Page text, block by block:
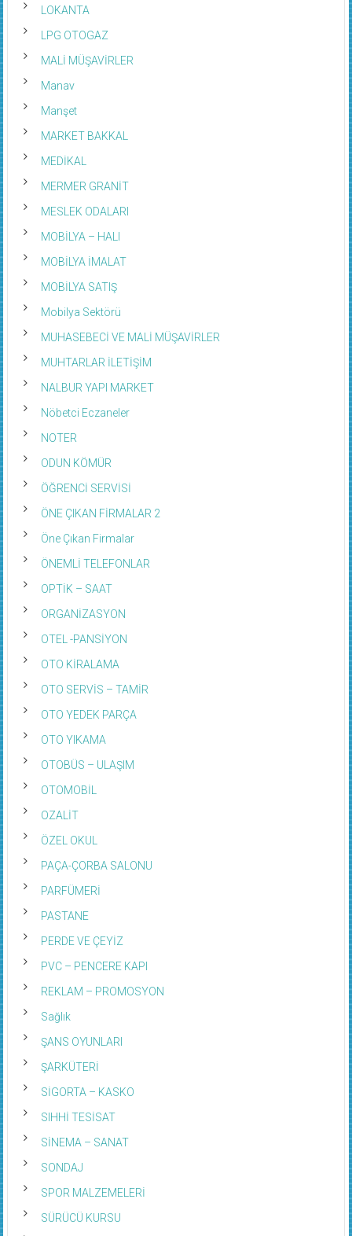
LOKANTA
LPG OTOGAZ
MALİ MÜŞAVİRLER
Manav
Manşet
MARKET BAKKAL
MEDİKAL
MERMER GRANİT
MESLEK ODALARI
MOBİLYA – HALI
MOBİLYA İMALAT
MOBİLYA SATIŞ
Mobilya Sektörü
MUHASEBECİ VE MALİ MÜŞAVİRLER
MUHTARLAR İLETİŞİM
NALBUR YAPI MARKET
Nöbetci Eczaneler
NOTER
ODUN KÖMÜR
ÖĞRENCİ SERVİSİ
ÖNE ÇIKAN FİRMALAR 2
Öne Çıkan Firmalar
ÖNEMLİ TELEFONLAR
OPTİK – SAAT
ORGANİZASYON
OTEL -PANSİYON
OTO KİRALAMA
OTO SERVİS – TAMİR
OTO YEDEK PARÇA
OTO YIKAMA
OTOBÜS – ULAŞIM
OTOMOBİL
OZALİT
ÖZEL OKUL
PAÇA-ÇORBA SALONU
PARFÜMERİ
PASTANE
PERDE VE ÇEYİZ
PVC – PENCERE KAPI
REKLAM – PROMOSYON
Sağlık
ŞANS OYUNLARI
ŞARKÜTERİ
SİGORTA – KASKO
SIHHİ TESİSAT
SİNEMA – SANAT
SONDAJ
SPOR MALZEMELERİ
SÜRÜCÜ KURSU